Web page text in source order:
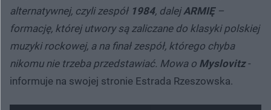
alternatywnej, czyli zespół 1984, dalejARMIĘ–
formację, której utwory są zaliczane do klasyki polskiej
muzyki rockowej, a na finał zespół, którego chyba
nikomu nie trzeba przedstawiać. Mowa o Myslovitz -
informuje na swojej stronie Estrada Rzeszowska.